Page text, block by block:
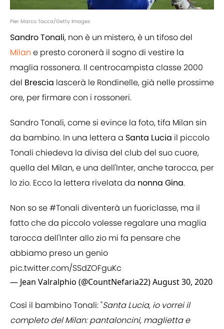
Pier Marco Tacca/Getty Images
Sandro Tonali, non è un mistero, è un tifoso del
Milan e presto coronerà il sogno di vestire la
maglia rossonera. Il centrocampista classe 2000
del Brescia lascerà le Rondinelle, già nelle prossime
ore, per firmare con i rossoneri.
Sandro Tonali, come si evince la foto, tifa Milan sin
da bambino. In una lettera a Santa Lucia il piccolo
Tonali chiedeva la divisa del club del suo cuore,
quella del Milan, e una dell'Inter, anche tarocca, per
lo zio. Ecco la lettera rivelata da nonna Gina.
Non so se#Tonali diventerà un fuoriclasse, ma il
fatto che da piccolo volesse regalare una maglia
tarocca dell'Inter allo zio mi fa pensare che
abbiamo preso un genio
pic.twitter.com/SSdZOFguKc
— Jean Valralphio (@CountNefaria22)August 30, 2020
Così il bambino Tonali: "Santa Lucia, io vorrei il
completo del Milan: pantaloncini, maglietta e